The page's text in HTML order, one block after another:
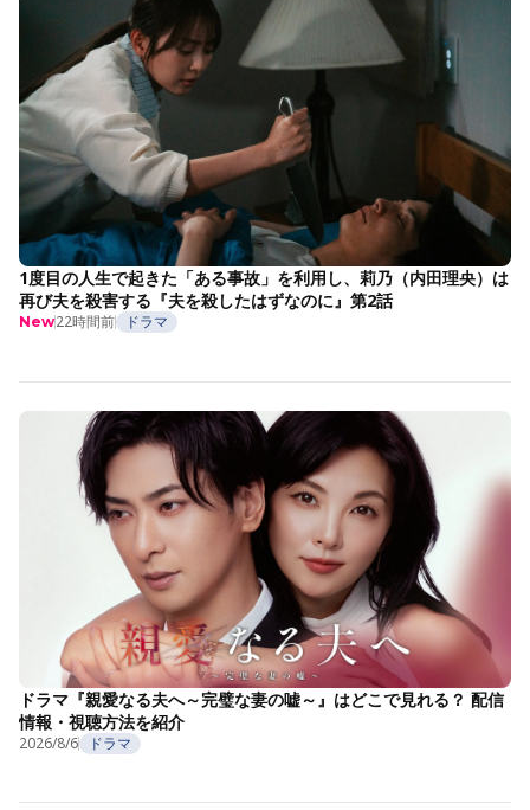
1度目の人生で起きた「ある事故」を利用し、莉乃（内田理央）は
再び夫を殺害する『夫を殺したはずなのに』第2話
New22時間前 ドラマ
ドラマ『親愛なる夫へ～完璧な妻の嘘～』はどこで見れる？ 配信
情報・視聴方法を紹介
2026/8/6 ドラマ